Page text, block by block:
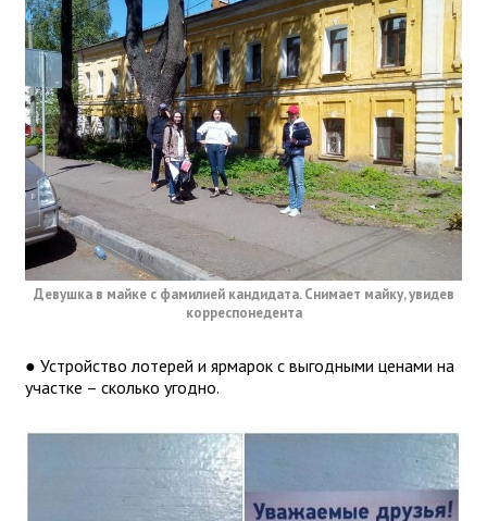
Девушка в майке с фамилией кандидата. Снимает майку, увидев
корреспонедента
● Устройство лотерей и ярмарок с выгодными ценами на
участке – сколько угодно.